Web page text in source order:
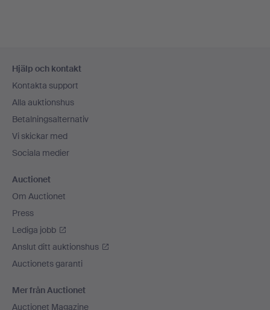
Hjälp och kontakt
Kontakta support
Alla auktionshus
Betalningsalternativ
Vi skickar med
Sociala medier
Auctionet
Om Auctionet
Press
Lediga jobb
Anslut ditt auktionshus
Auctionets garanti
Mer från Auctionet
Auctionet Magazine